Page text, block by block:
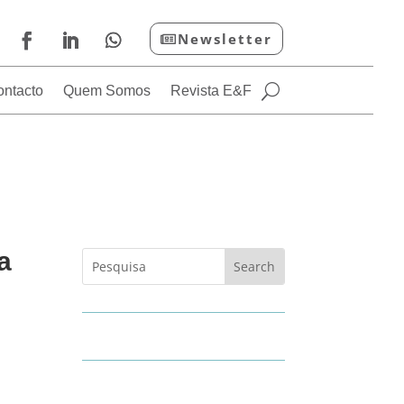
Newsletter
Quem Somos Revista E&F